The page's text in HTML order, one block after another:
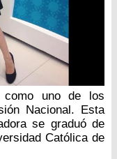
como uno de los
Nacional. Esta
se graduó de
Católica de